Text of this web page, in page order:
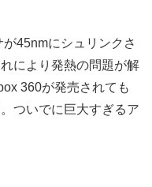
45nmにシュリンクさ
により発熱の問題が解
360が発売されても
ついでに巨大すぎるア